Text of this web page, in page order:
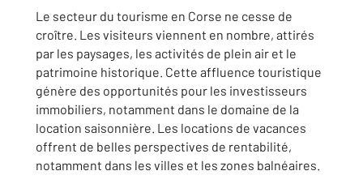
Le secteur du tourisme en Corse ne cesse de
croître. Les visiteurs viennent en nombre, attirés
par les paysages, les activités de plein air et le
patrimoine historique. Cette affluence touristique
génère des opportunités pour les investisseurs
immobiliers, notamment dans le domaine de la
location saisonnière. Les locations de vacances
offrent de belles perspectives de rentabilité,
notamment dans les villes et les zones balnéaires.